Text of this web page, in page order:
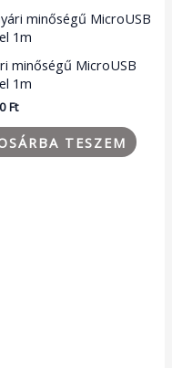
minőségű MicroUSB
1m
Ft
TESZEM